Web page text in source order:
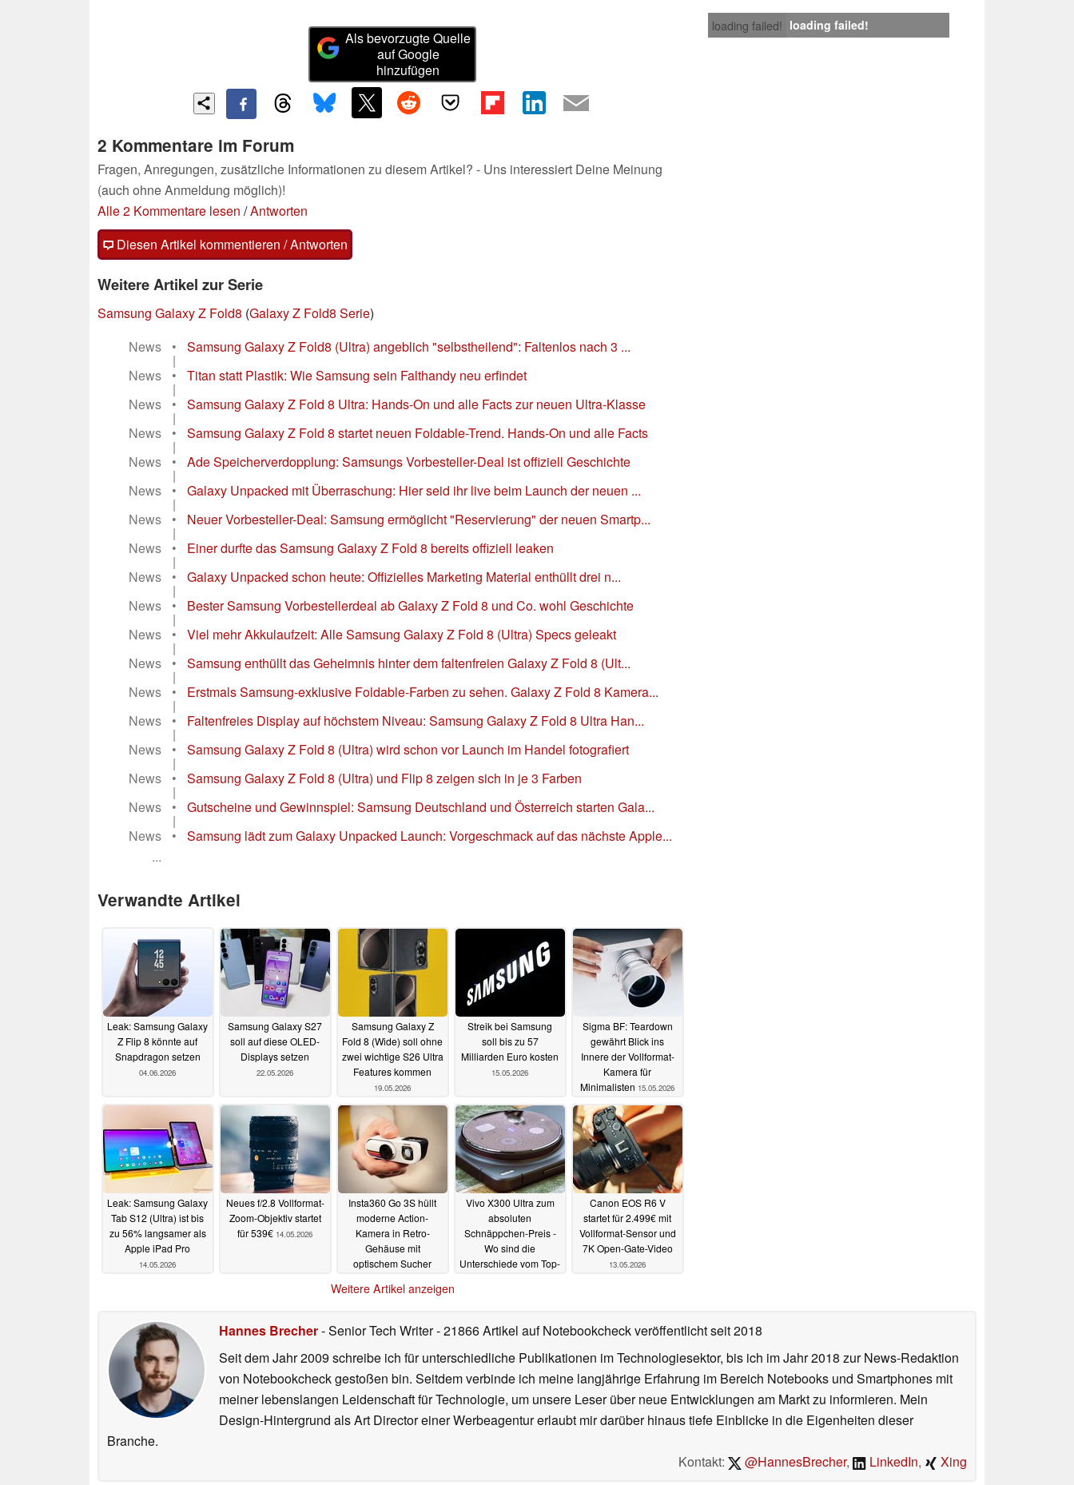
loading failed! loading failed!
Als bevorzugte Quelle
auf Google
hinzufügen
2 Kommentare im Forum
Fragen, Anregungen, zusätzliche Informationen zu diesem Artikel? - Uns interessiert Deine Meinung
(auch ohne Anmeldung möglich)!
Alle 2 Kommentare lesen /Antworten
Diesen Artikel kommentieren / Antworten
Weitere Artikel zur Serie
Samsung Galaxy Z Fold8 (Galaxy Z Fold8 Serie)
News
• Samsung Galaxy Z Fold8 (Ultra) angeblich "selbstheilend": Faltenlos nach 3 ...
|
News
• Titan statt Plastik: Wie Samsung sein Falthandy neu erfindet
|
News
• Samsung Galaxy Z Fold 8 Ultra: Hands-On und alle Facts zur neuen Ultra-Klasse
|
News
• Samsung Galaxy Z Fold 8 startet neuen Foldable-Trend. Hands-On und alle Facts
|
News
• Ade Speicherverdopplung: Samsungs Vorbesteller-Deal ist offiziell Geschichte
|
News
• Galaxy Unpacked mit Überraschung: Hier seid ihr live beim Launch der neuen ...
|
News
• Neuer Vorbesteller-Deal: Samsung ermöglicht "Reservierung" der neuen Smartp...
|
News
• Einer durfte das Samsung Galaxy Z Fold 8 bereits offiziell leaken
|
News
• Galaxy Unpacked schon heute: Offizielles Marketing Material enthüllt drei n...
|
News
• Bester Samsung Vorbestellerdeal ab Galaxy Z Fold 8 und Co. wohl Geschichte
|
News
• Viel mehr Akkulaufzeit: Alle Samsung Galaxy Z Fold 8 (Ultra) Specs geleakt
|
News
• Samsung enthüllt das Geheimnis hinter dem faltenfreien Galaxy Z Fold 8 (Ult...
|
News
• Erstmals Samsung-exklusive Foldable-Farben zu sehen. Galaxy Z Fold 8 Kamera...
|
News
• Faltenfreies Display auf höchstem Niveau: Samsung Galaxy Z Fold 8 Ultra Han...
|
News
• Samsung Galaxy Z Fold 8 (Ultra) wird schon vor Launch im Handel fotografiert
|
News
• Samsung Galaxy Z Fold 8 (Ultra) und Flip 8 zeigen sich in je 3 Farben
|
News
• Gutscheine und Gewinnspiel: Samsung Deutschland und Österreich starten Gala...
|
News
•
Samsung lädt zum Galaxy Unpacked Launch: Vorgeschmack auf das nächste Apple...
...
Verwandte Artikel
Leak: Samsung Galaxy
Z Flip 8 könnte auf
Snapdragon setzen
04.06.2026
Samsung Galaxy S27
soll auf diese OLED-
Displays setzen
22.05.2026
Samsung Galaxy Z
Fold 8 (Wide) soll ohne
zwei wichtige S26 Ultra
Features kommen
19.05.2026
Streik bei Samsung
soll bis zu 57
Milliarden Euro kosten
15.05.2026
Sigma BF: Teardown
gewährt Blick ins
Innere der Vollformat-
Kamera für
Minimalisten 15.05.2026
Leak: Samsung Galaxy
Tab S12 (Ultra) ist bis
zu 56% langsamer als
Apple iPad Pro
14.05.2026
Neues f/2.8 Vollformat-
Zoom-Objektiv startet
für 539€ 14.05.2026
Insta360 Go 3S hüllt
moderne Action-
Kamera in Retro-
Gehäuse mit
optischem Sucher
Vivo X300 Ultra zum
absoluten
Schnäppchen-Preis -
Wo sind die
Unterschiede vom Top-
Canon EOS R6 V
startet für 2.499€ mit
Vollformat-Sensor und
7K Open-Gate-Video
13.05.2026
Weitere Artikel anzeigen
Hannes Brecher- Senior Tech Writer- 21866 Artikel auf Notebookcheck veröffentlichtseit 2018
Seit dem Jahr 2009 schreibe ich für unterschiedliche Publikationen im Technologiesektor, bis ich im Jahr 2018 zur News-Redaktion
von Notebookcheck gestoßen bin. Seitdem verbinde ich meine langjährige Erfahrung im Bereich Notebooks und Smartphones mit
meiner lebenslangen Leidenschaft für Technologie, um unsere Leser über neue Entwicklungen am Markt zu informieren. Mein
Design-Hintergrund als Art Director einer Werbeagentur erlaubt mir darüber hinaus tiefe Einblicke in die Eigenheiten dieser
Branche.
Kontakt:
@HannesBrecher, LinkedIn, Xing